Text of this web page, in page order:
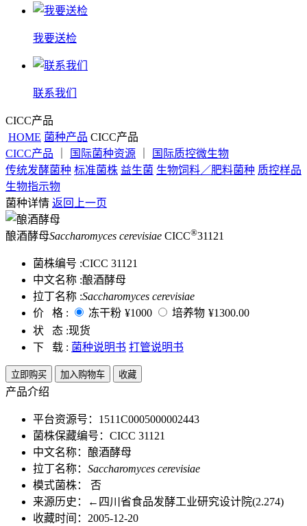
我要送检
联系我们
CICC产品
HOME 菌种产品 CICC产品
CICC产品
国际菌种资源
国际质控微生物
传统发酵菌种 标准菌株 益生菌 生物饲料／肥料菌种 质控样品
生物指示物
菌种详情 返回上一页
酿酒酵母Saccharomyces cerevisiae CICC®31121
菌株编号 :CICC 31121
中文名称 :酿酒酵母
拉丁名称 :Saccharomyces cerevisiae
价 格 :
冻干粉 ¥1000 培养物 ¥1300.00
状 态 :现货
下 载 : 菌种说明书 打管说明书
立即购买 加入购物车 收藏
产品介绍
平台资源号：1511C0005000002443
菌株保藏编号：CICC 31121
中文名称：酿酒酵母
拉丁名称： Saccharomyces cerevisiae
模式菌株： 否
来源历史：←四川省食品发酵工业研究设计院(2.274)
收藏时间：2005-12-20